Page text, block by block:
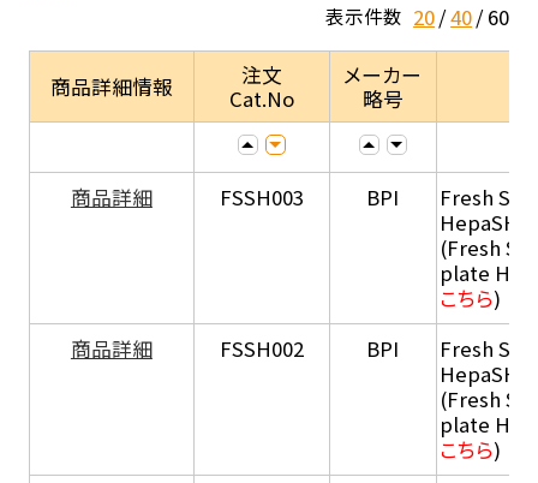
表示件数 20 40 60
商品詳細情報
注文
Cat.No
メーカー
略号
商品詳細 FSSH003 BPI
Fresh
HepaSH®
(Fresh
plate
こちら)
商品詳細
FSSH002 BPI
Fresh
HepaSH®
(Fresh
plate
こちら)